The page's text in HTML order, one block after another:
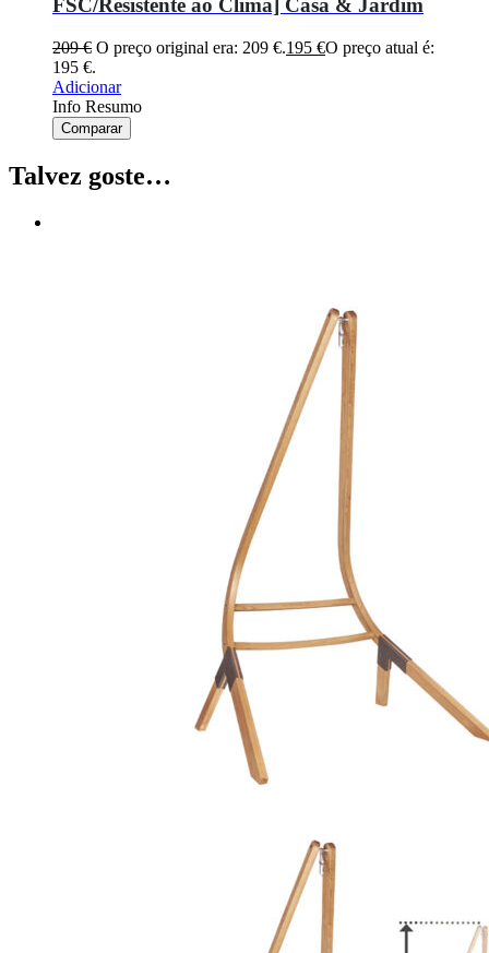
FSC/Resistente ao Clima] Casa & Jardim
209€ O preço original era: 209 €.195 €O preço atual é:
195 €.
Adicionar
Info Resumo
Comparar
Talvez goste…